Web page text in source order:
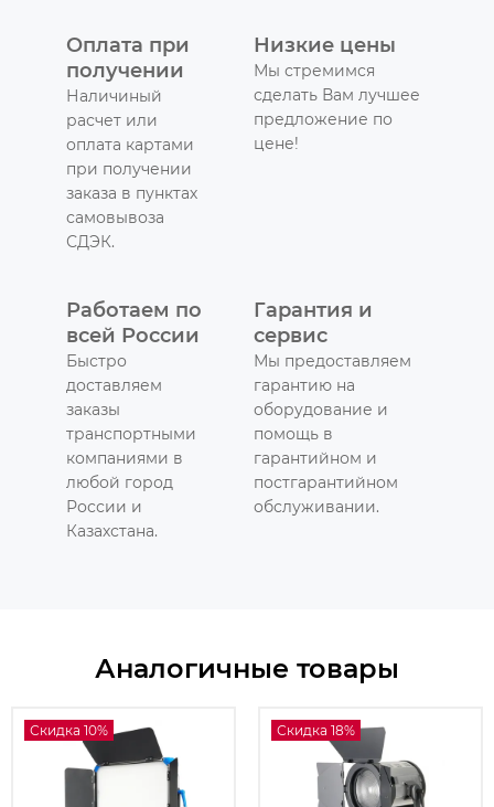
Оплата при
получении
Наличиный
расчет или
оплата картами
при получении
заказа в пунктах
самовывоза
СДЭК.
Низкие цены
Мы стремимся
сделать Вам лучшее
предложение по
цене!
Работаем по
всей России
Быстро
доставляем
заказы
транспортными
компаниями в
любой город
России и
Казахстана.
Гарантия и
сервис
Мы предоставляем
гарантию на
оборудование и
помощь в
гарантийном и
постгарантийном
обслуживании.
Аналогичные товары
Скидка 10% Скидка 18%